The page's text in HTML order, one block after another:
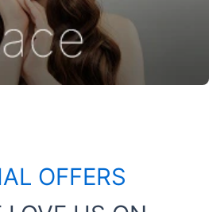
OFFERS